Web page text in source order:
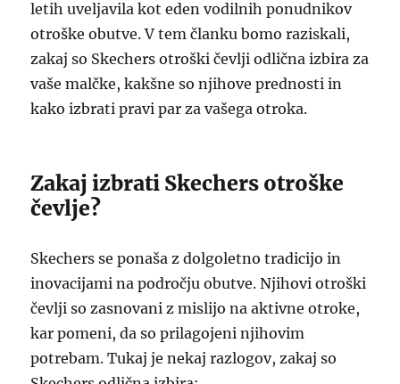
letih uveljavila kot eden vodilnih ponudnikov
otroške obutve. V tem članku bomo raziskali,
zakaj so Skechers otroški čevlji odlična izbira za
vaše malčke, kakšne so njihove prednosti in
kako izbrati pravi par za vašega otroka.
Zakaj izbrati Skechers otroške
čevlje?
Skechers se ponaša z dolgoletno tradicijo in
inovacijami na področju obutve. Njihovi otroški
čevlji so zasnovani z mislijo na aktivne otroke,
kar pomeni, da so prilagojeni njihovim
potrebam. Tukaj je nekaj razlogov, zakaj so